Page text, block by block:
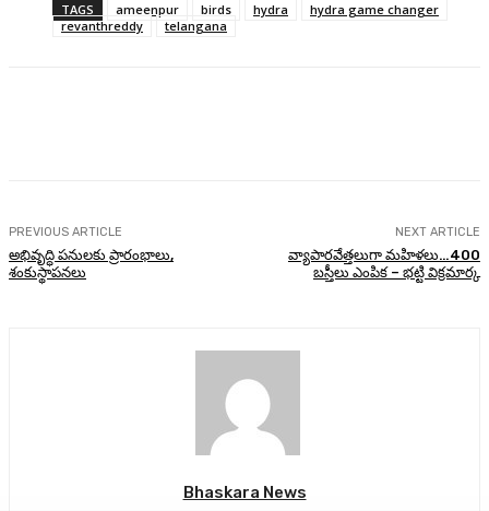
TAGS ameenpur birds hydra
hydra game changer
revanthreddy
telangana
PREVIOUS ARTICLE
అభివృద్ధి పనులకు ప్రారంభాలు,
శంకుస్థాపనలు
NEXT ARTICLE
వ్యాపారవేత్తలుగా మహిళలు…400
బస్తీలు ఎంపిక – భట్టి విక్రమార్క
Bhaskara News